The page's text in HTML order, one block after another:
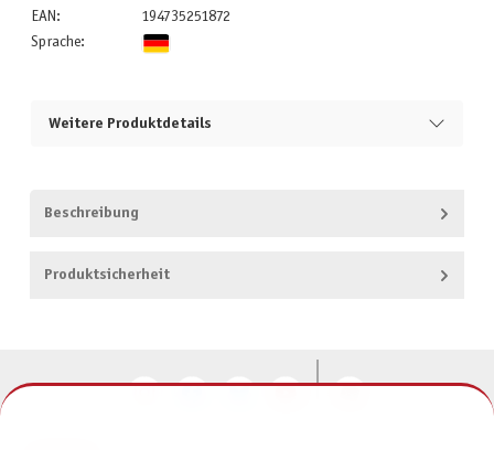
EAN:
194735251872
Sprache:
Weitere Produktdetails
Beschreibung
Produktsicherheit